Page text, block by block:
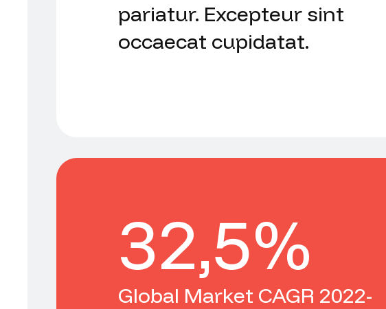
pariatur. Excepteur sint
occaecat cupidatat.
32,5%
Global Market CAGR 2022-